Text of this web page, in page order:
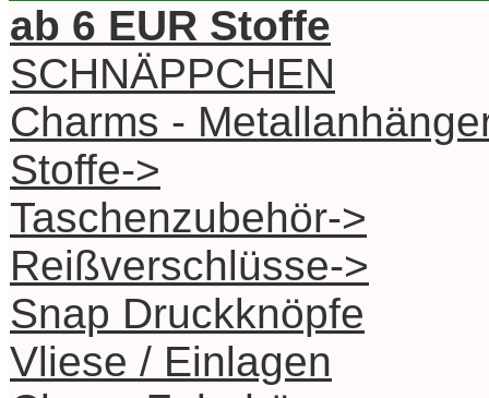
ab 6 EUR Stoffe
SCHNÄPPCHEN
Charms -
Stoffe->
Taschenzubehör->
Reißverschlüsse->
Snap Druckknöpfe
Vliese / Einlagen